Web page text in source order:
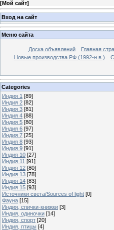
[Мой сайт]
Вход на сайт
Меню сайта
Доска объявлений Главная
Новые производства РФ (1992-н.в.)
Categories
Индия 1 [89]
Индия 2 [82]
Индия 3 [81]
Индия 4 [88]
Индия 5 [80]
Индия 6 [97]
Индия 7 [25]
Индия 8 [93]
Индия 9 [91]
Индия 10 [27]
Индия 11 [91]
Индия 12 [80]
Индия 13 [78]
Индия 14 [83]
Индия 15 [93]
Источники света/Sources of light [0]
Фауна [15]
Индия, спички-книжки [3]
Индия, одиночки [14]
Индия, спорт [20]
Индия, птицы [4]